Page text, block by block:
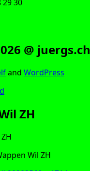
2930
@ juergs.ch
and Word­Press
ZH
Wil ZH